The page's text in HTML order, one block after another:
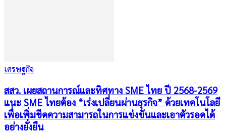
เศรษฐกิจ
สสว. เผยสถานการณ์และทิศทาง SME ไทย ปี 2568-2569
แนะ SME ไทยต้อง “เร่งเปลี่ยนผ่านธุรกิจ” ด้วยเทคโนโลยี
เพื่อเพิ่มขีดความสามารถในการแข่งขันและเอาตัวรอดได้
อย่างยั่งยืน